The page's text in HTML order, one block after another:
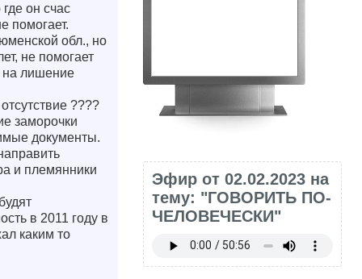
он счас
помогает.
обл., но
не помогает
на лишение
????
заморочки
документы.
и племянники
в 2011 году в
каким то
Эфир от 02.02.2023 на
тему: "ГОВОРИТЬ ПО-
ЧЕЛОВЕЧЕСКИ"